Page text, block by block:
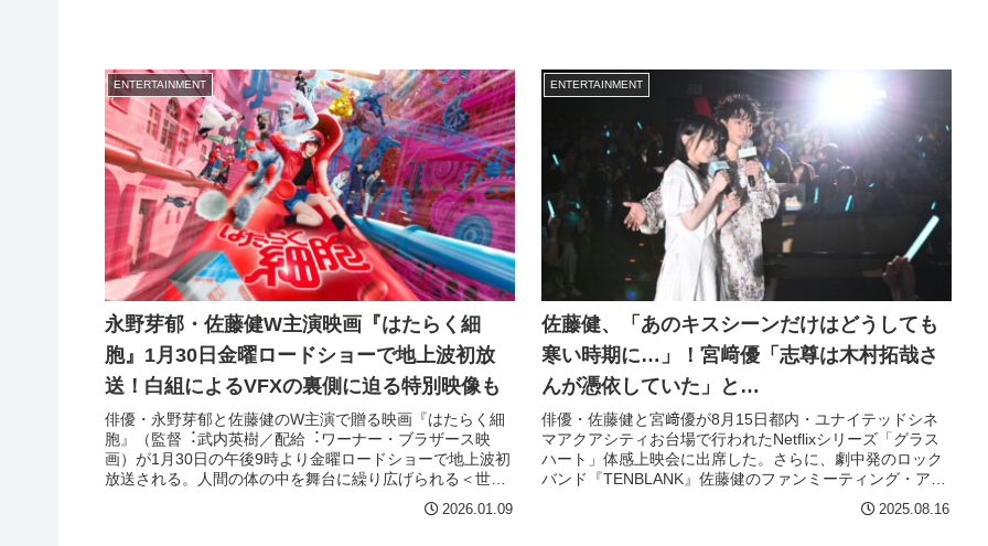
ENTERTAINMENT
永野芽郁・佐藤健W主演映画『はたらく細
胞』1月30日金曜ロードショーで地上波初放
送！白組によるVFXの裏側に迫る特別映像も
俳優・永野芽郁と佐藤健のW主演で贈る映画『はたらく細
胞』（監督︓武内英樹／配給︓ワーナー・ブラザース映
画）が1月30日の午後9時より金曜ロードショーで地上波初
放送される。人間の体の中を舞台に繰り広げられる＜世界
最小の物語＞を日本映画最大のスケールで描いた作品。
2026.01.09
ENTERTAINMENT
佐藤健、「あのキスシーンだけはどうしても
寒い時期に…」！宮﨑優「志尊は木村拓哉さ
んが憑依していた」と…
俳優・佐藤健と宮﨑優が8月15日都内・ユナイテッドシネ
マアクアシティお台場で行われたNetflixシリーズ「グラス
ハート」体感上映会に出席した。さらに、劇中発のロック
バンド『TENBLANK』佐藤健のファンミーティング・アジ
2025.08.16